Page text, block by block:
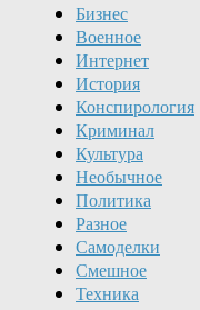
Бизнес
Военное
Интернет
История
Конспирология
Криминал
Культура
Необычное
Политика
Разное
Самоделки
Смешное
Техника